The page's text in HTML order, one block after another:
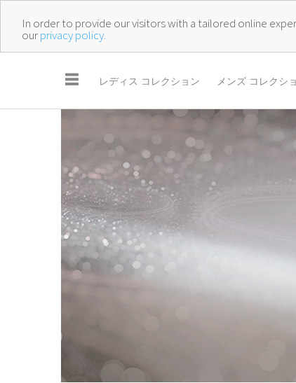
In order to provide our visitors with a tailored online
ourprivacy policy.
☰ レディス コレクション メンズ コレクシ